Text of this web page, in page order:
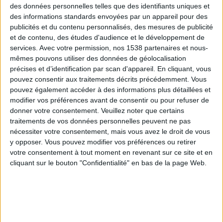
des données personnelles telles que des identifiants uniques et
des informations standards envoyées par un appareil pour des
publicités et du contenu personnalisés, des mesures de publicité
et de contenu, des études d'audience et le développement de
services. Avec votre permission, nos 1538 partenaires et nous-
mêmes pouvons utiliser des données de géolocalisation
précises et d’identification par scan d'appareil. En cliquant, vous
pouvez consentir aux traitements décrits précédemment. Vous
pouvez également accéder à des informations plus détaillées et
modifier vos préférences avant de consentir ou pour refuser de
donner votre consentement. Veuillez noter que certains
traitements de vos données personnelles peuvent ne pas
nécessiter votre consentement, mais vous avez le droit de vous
y opposer. Vous pouvez modifier vos préférences ou retirer
votre consentement à tout moment en revenant sur ce site et en
cliquant sur le bouton "Confidentialité" en bas de la page Web.
Webinaires en direct Voir tout
Peut-on remplacer la viande par des féculents ?
Consultation diététique du 05/08/2026